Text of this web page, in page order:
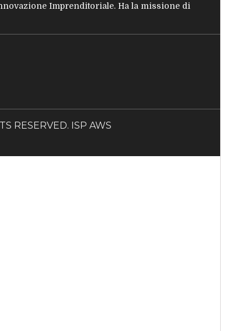
Imprenditoriale. Ha la missione di
RESERVED. ISP AWS